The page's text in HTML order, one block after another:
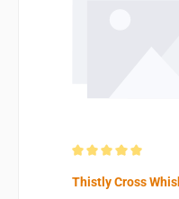
Thistly Cross